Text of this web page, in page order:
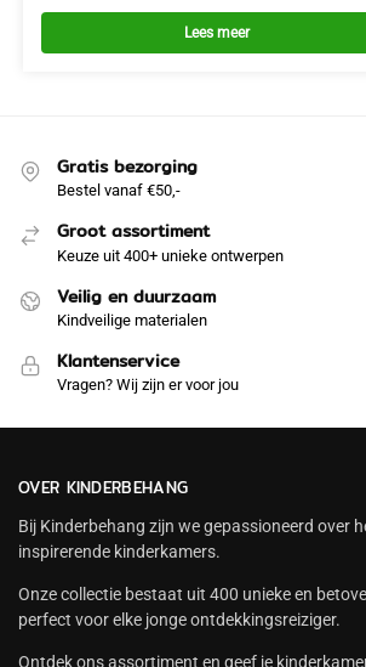
Lees meer
Gratis bezorging
Bestel vanaf €50,-
Groot assortiment
Keuze uit 400+ unieke ontwerpen
Veilig en duurzaam
Kindveilige materialen
Klantenservice
Vragen? Wij zijn er voor jou
OVER KINDERBEHANG
Bij Kinderbehang zijn we gepassioneerd over
inspirerende kinderkamers.
Onze collectie bestaat uit 400 unieke en
perfect voor elke jonge ontdekkingsreiziger.
Ontdek ons assortiment en geef je